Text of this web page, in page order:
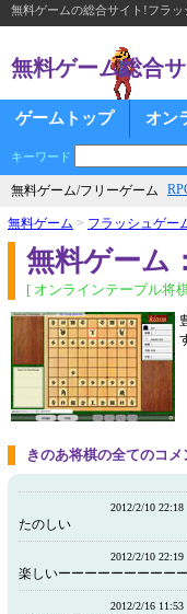
無料ゲームの総合サイト!フラッ
無料ゲーム総合
ゲームトップ オン
キーワード
無料ゲーム/フリーゲーム
無料ゲーム > フラッシュゲー
無料ゲーム
[ オンラインテーブル将
きのあ将棋の全てのコメ
2012/2/10 22:18
たのしい
2012/2/10 22:19
楽しいーーーーーーーーー
2012/2/16 11:53